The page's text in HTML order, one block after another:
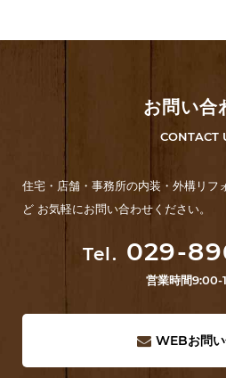
お問い合
CONTACT
住宅・店舗・事務所の内装・外構リフ
ど お気軽にお問い合わせください。
Tel. 029-
営業時間9:00-
WEBお問